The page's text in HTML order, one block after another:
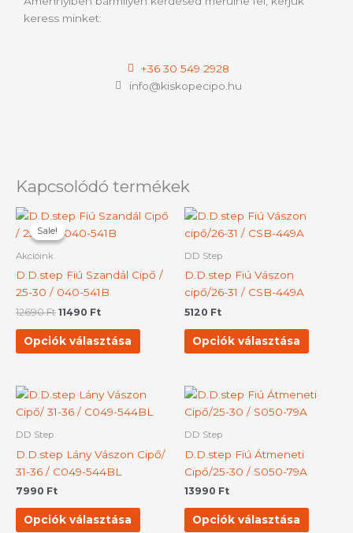
keress minket:
+36 30 549 2928
info@kiskopecipo.hu
Kapcsolódó termékek
Sale!
Sale!
Akcióink
D.D.step Fiú Szandál Cipő /
25-30 / 040-541B
12690Ft
Original
price
was:
11490 Ft
Current
is:
Opciók választása
Ennek
több
variációja
változatok
a
választhatók
DD Step
D.D.step Fiú Vászon
cipő/26-31 / CSB-449A
5120 Ft
Opciók választása
a
DD Step
D.D.step Lány Vászon Cipő/
31-36 / C049-544BL
7990 Ft
Opciók választása
Ennek
a
variációja
változatok
DD Step
D.D.step Fiú Átmeneti
Cipő/25-30 / S050-79A
13990 Ft
Opciók választása
Ennek